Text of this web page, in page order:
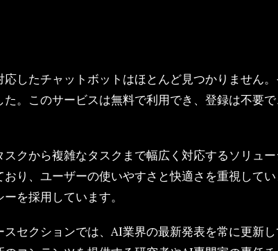
したチャットボットはほとんど見つかりません
。このサービスは無料で利用でき、登録は不要
クから複雑なタスクまで幅広く対応するソリュ
り、ユーザーの使いやすさと快適さを重視して
を採用しています。
セクションでは、AI業界の最新発表を常に更新